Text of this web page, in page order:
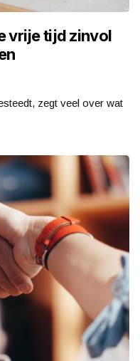
vrije tijd zinvol
zegt veel over wat